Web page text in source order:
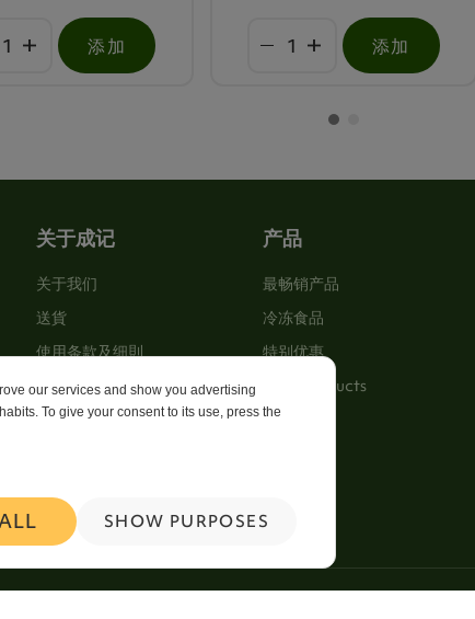
添加 添加
关于成记
关于我们
送貨
使用条款及细則
Stores
Sitemap
产品
最畅销产品
冷冻食品
特别优惠
New Products
our services and show you advertising
To give your consent to its use, press the
SHOW PURPOSES